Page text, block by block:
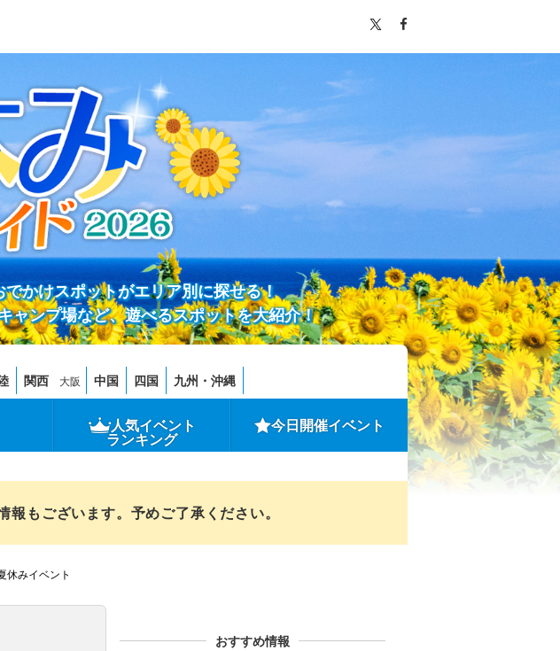
かけスポットがエリア別に探せる！
ャンプ場など、遊べるスポットを大紹介！
関西 大阪 中国 四国 九州・沖縄
人気イベント
ランキング
今日開催イベント
もございます。予めご了承ください。
休みイベント
おすすめ情報